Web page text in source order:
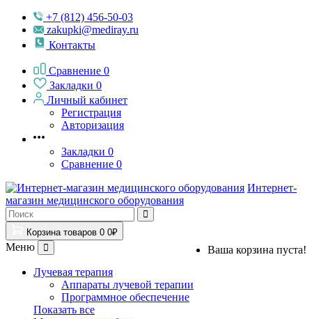
+7 (812) 456-50-03
zakupki@mediray.ru
Контакты
Сравнение 0
Закладки 0
Личный кабинет
Регистрация
Авторизация
Закладки 0
Сравнение 0
Интернет-
магазин медицинского оборудования
Корзина товаров 0 0₽
Ваша корзина пуста!
Меню
Лучевая терапия
Аппараты лучевой терапии
Программное обеспечение
Показать все